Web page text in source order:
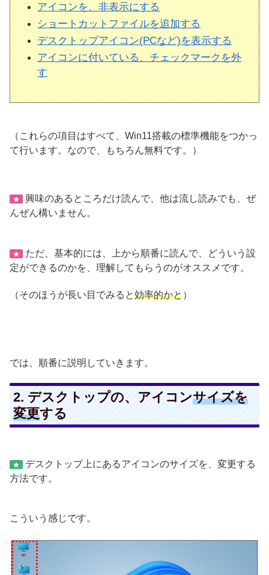
アイコンを、非表示にする
ショートカットファイルを追加する
デスクトップアイコン(PCなど)を表示する
アイコンに付いている、チェックマークを外
す
（これらの項目はすべて、Win11搭載の標準機能をつかっ
て行います。なので、もちろん無料です。）
★
興味のあるところだけ読んで、他は流し読みでも、ぜ
んぜん構いません。
★
ただ、基本的には、上から順番に読んで、どういう設
定ができるのかを、理解してもらうのがオススメです。
（そのほうが長い目でみると効率的かと）
では、順番に説明していきます。
2. デスクトップの、アイコンサイズを
変更する
★
デスクトップ上にあるアイコンのサイズを、変更する
方法です。
こういう感じです。